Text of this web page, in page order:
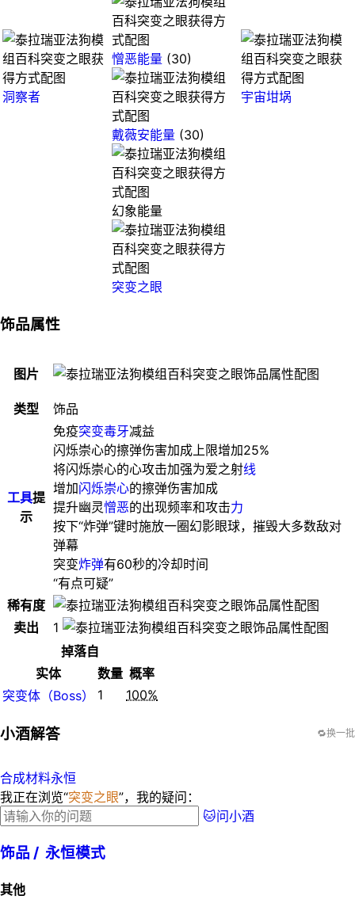
洞察者
憎恶能量 (30)
戴薇安能量 (30)
幻象能量
突变之眼
宇宙坩埚
饰品属性
图片
类型 饰品
工具提
示
免疫突变毒牙减益
闪烁崇心的擦弹伤害加成上限增加25%
将闪烁崇心的心攻击加强为爱之射线
增加闪烁崇心的擦弹伤害加成
提升幽灵憎恶的出现频率和攻击力
按下“炸弹”键时施放一圈幻影眼球，摧毁大多数敌对
弹幕
突变炸弹有60秒的冷却时间
“有点可疑”
稀有度
卖出
1
掉落自
实体
数量 概率
突变体（Boss）
1 100%
小酒解答 🔁换一批
合成材料永恒
我正在浏览“突变之眼”，我的疑问：
🐱问小酒
饰品 / 永恒模式
其他